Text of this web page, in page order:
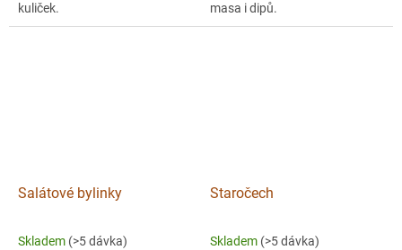
kuliček.
masa i dipů.
Salátové bylinky
Skladem (>5 dávka)
Staročech
Skladem (>5 dávka)